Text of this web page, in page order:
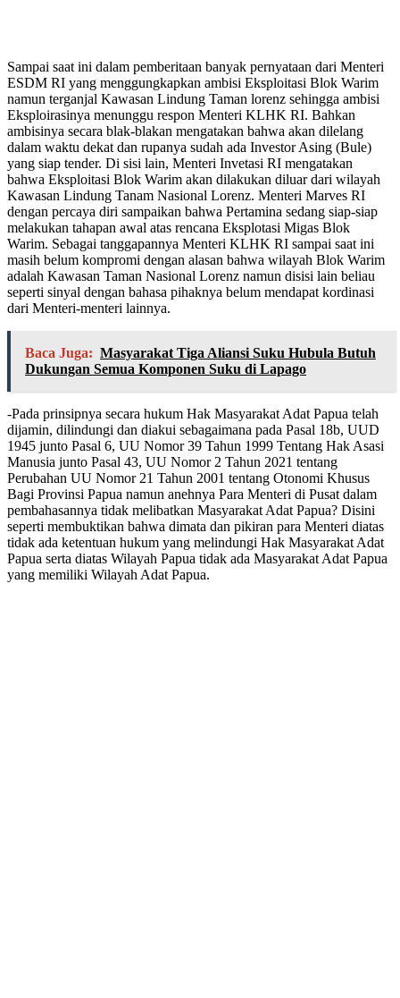
Sampai saat ini dalam pemberitaan banyak pernyataan dari Menteri
ESDM RI yang menggungkapkan ambisi Eksploitasi Blok Warim
namun terganjal Kawasan Lindung Taman lorenz sehingga ambisi
Eksploirasinya menunggu respon Menteri KLHK RI. Bahkan
ambisinya secara blak-blakan mengatakan bahwa akan dilelang
dalam waktu dekat dan rupanya sudah ada Investor Asing (Bule)
yang siap tender. Di sisi lain, Menteri Invetasi RI mengatakan
bahwa Eksploitasi Blok Warim akan dilakukan diluar dari wilayah
Kawasan Lindung Tanam Nasional Lorenz. Menteri Marves RI
dengan percaya diri sampaikan bahwa Pertamina sedang siap-siap
melakukan tahapan awal atas rencana Eksplotasi Migas Blok
Warim. Sebagai tanggapannya Menteri KLHK RI sampai saat ini
masih belum kompromi dengan alasan bahwa wilayah Blok Warim
adalah Kawasan Taman Nasional Lorenz namun disisi lain beliau
seperti sinyal dengan bahasa pihaknya belum mendapat kordinasi
dari Menteri-menteri lainnya.
Baca Juga: Masyarakat Tiga Aliansi Suku Hubula Butuh
Dukungan Semua Komponen Suku di Lapago
-Pada prinsipnya secara hukum Hak Masyarakat Adat Papua telah
dijamin, dilindungi dan diakui sebagaimana pada Pasal 18b, UUD
1945 junto Pasal 6, UU Nomor 39 Tahun 1999 Tentang Hak Asasi
Manusia junto Pasal 43, UU Nomor 2 Tahun 2021 tentang
Perubahan UU Nomor 21 Tahun 2001 tentang Otonomi Khusus
Bagi Provinsi Papua namun anehnya Para Menteri di Pusat dalam
pembahasannya tidak melibatkan Masyarakat Adat Papua? Disini
seperti membuktikan bahwa dimata dan pikiran para Menteri diatas
tidak ada ketentuan hukum yang melindungi Hak Masyarakat Adat
Papua serta diatas Wilayah Papua tidak ada Masyarakat Adat Papua
yang memiliki Wilayah Adat Papua.